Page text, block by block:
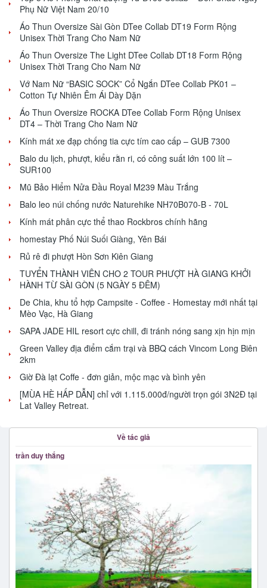
Phụ Nữ Việt Nam 20/10
Áo Thun Oversize Sài Gòn DTee Collab DT19 Form Rộng
Unisex Thời Trang Cho Nam Nữ
Áo Thun Oversize The Light DTee Collab DT18 Form Rộng
Unisex Thời Trang Cho Nam Nữ
Vớ Nam Nữ “BASIC SOCK” Cổ Ngắn DTee Collab PK01 –
Cotton Tự Nhiên Êm Ái Dày Dặn
Áo Thun Oversize ROCKA DTee Collab Form Rộng Unisex
DT4 – Thời Trang Cho Nam Nữ
Kính mát xe đạp chống tia cực tím cao cấp – GUB 7300
Balo du lịch, phượt, kiểu rằn ri, có công suất lớn 100 lít –
SUR100
Mũ Bảo Hiểm Nửa Đầu Royal M239 Màu Trắng
Balo leo núi chống nước Naturehike NH70B070-B - 70L
Kính mát phân cực thể thao Rockbros chính hãng
homestay Phố Núi Suối Giàng, Yên Bái
Rủ rê đi phượt Hòn Sơn Kiên Giang
TUYỂN THÀNH VIÊN CHO 2 TOUR PHƯỢT HÀ GIANG KHỞI
HÀNH TỪ SÀI GÒN (5 NGÀY 5 ĐÊM)
De Chia, khu tổ hợp Campsite - Coffee - Homestay mới nhất tại
Mèo Vạc, Hà Giang
SAPA JADE HIL resort cực chill, đi tránh nóng sang xịn hịn mịn
Green Valley địa điểm cắm trại và BBQ cách Vincom Long Biên
2km
Giờ Đà lạt Coffe - đơn giản, mộc mạc và bình yên
[MÙA HÈ HẤP DẪN] chỉ với 1.115.000đ/người trọn gói 3N2Đ tại
Lat Valley Retreat.
Về tác giả
trần duy thắng